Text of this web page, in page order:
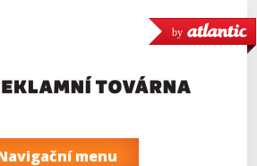
by
menu